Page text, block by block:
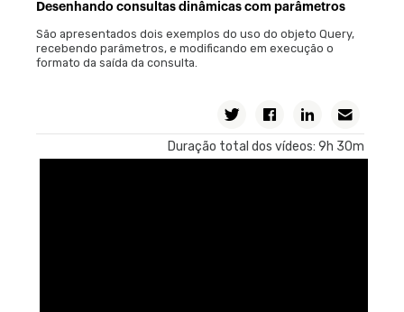
Partners Acadêmicos
Desenhando consultas dinâmicas com parâmetros
São apresentados dois exemplos do uso do objeto Query,
recebendo parâmetros, e modificando em execução o
formato da saída da consulta.
Duração total dos vídeos: 9h 30m